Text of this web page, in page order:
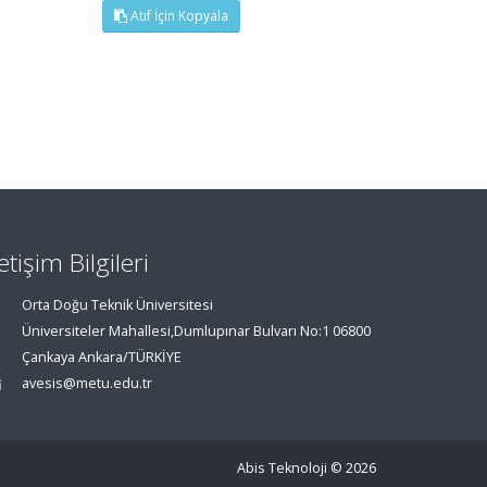
Atıf İçin Kopyala
Bilgileri
Orta Doğu Teknik Üniversitesi
Üniversiteler Mahallesi,Dumlupınar Bulvarı No:1 06800
Çankaya Ankara/TÜRKİYE
avesis@metu.edu.tr
Abis Teknoloji © 2026